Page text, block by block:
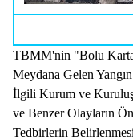
TBMM'nin "Bolu
Meydana Gelen
İlgili Kurum ve
ve Benzer Olayların
Tedbirlerin